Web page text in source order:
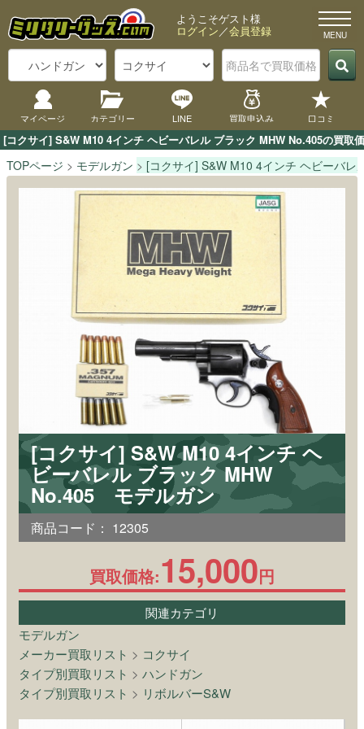
[コクサイ] S&W M10 4インチ ヘビーバレル ブラック MHW No.405の買
ようこそゲスト様
ログイン／会員登録
マイページ カテゴリー LINE 買取申込み 口コミ
TOPページ モデルガン [コクサイ] S&W M10 4インチ ヘビーバレ
[コクサイ] S&W M10 4インチ ヘ
ビーバレル ブラック MHW
No.405 モデルガン
商品コード： 12305
買取価格:15,000円
関連カテゴリ
モデルガン
メーカー買取リスト > コクサイ
タイプ別買取リスト > ハンドガン
タイプ別買取リスト > リボルバーS&W